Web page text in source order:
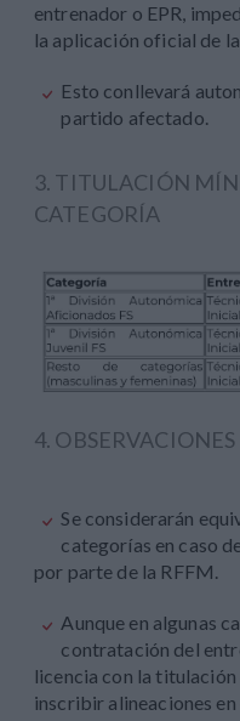
entrenador o EPR,
la aplicación oficial de
Esto conllevará
partido afectado.
3. TITULACIÓN
CATEGORÍA
4. OBSERVACIONES
Se considerarán
categorías en caso
por parte de la RFFM.
Aunque en algunas
contratación del
licencia con la
inscribir alineaciones